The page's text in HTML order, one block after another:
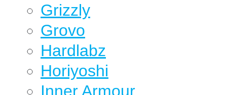
Grizzly
Grovo
Hardlabz
Horiyoshi
Inner Armour